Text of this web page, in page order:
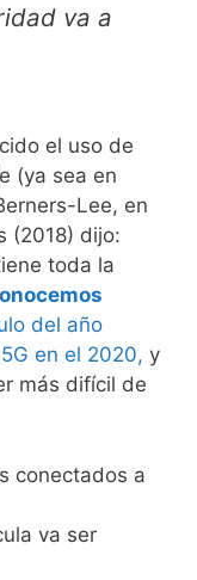
va a
el uso de
(ya sea en
Lee, en
(2018) dijo:
toda la
del año
en el 2020, y
más difícil de
conectados a
va ser